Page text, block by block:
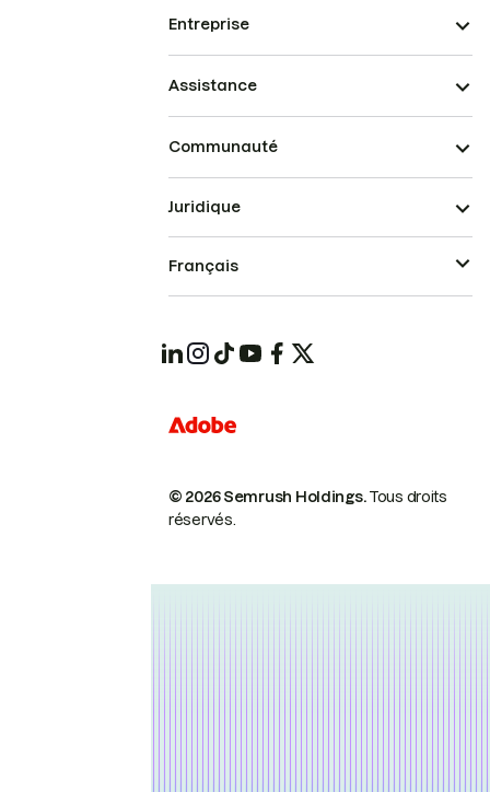
Entreprise
Assistance
Communauté
© 2026 Semrush Holdings.Tous droits
réservés.
Juridique
Français